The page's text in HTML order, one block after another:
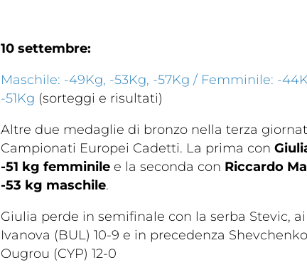
10 settembre:
Maschile: -49Kg, -53Kg, -57Kg / Femminile: -
-51Kg (sorteggi e risultati)
Altre due medaglie di bronzo nella terza
Campionati Europei Cadetti. La prima con
-51 kg femminilee la seconda con Riccardo
-53 kg maschile.
Giulia perde in semifinale con la serba Stevic,
Ivanova (BUL) 10-9 e in precedenza
Ougrou (CYP) 12-0